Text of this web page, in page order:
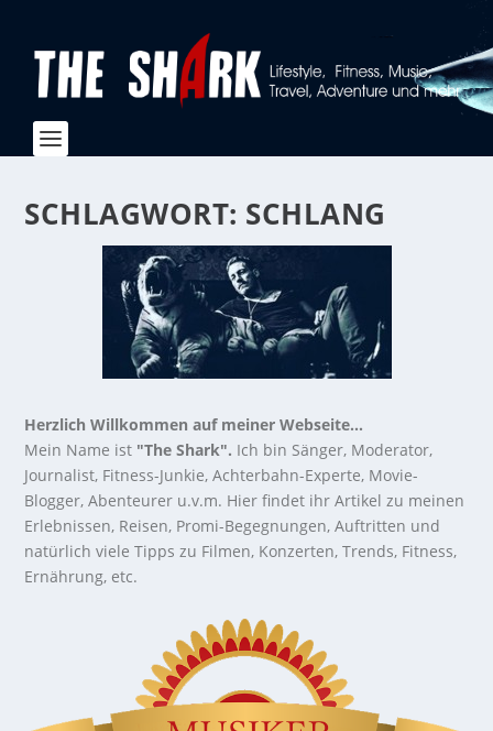
SCHLAGWORT: SCHLANG
Herzlich Willkommen auf meiner Webseite...
Mein Name ist "The Shark". Ich bin Sänger, Moderator,
Journalist, Fitness-Junkie, Achterbahn-Experte, Movie-
Blogger, Abenteurer u.v.m. Hier findet ihr Artikel zu meinen
Erlebnissen, Reisen, Promi-Begegnungen, Auftritten und
natürlich viele Tipps zu Filmen, Konzerten, Trends, Fitness,
Ernährung, etc.